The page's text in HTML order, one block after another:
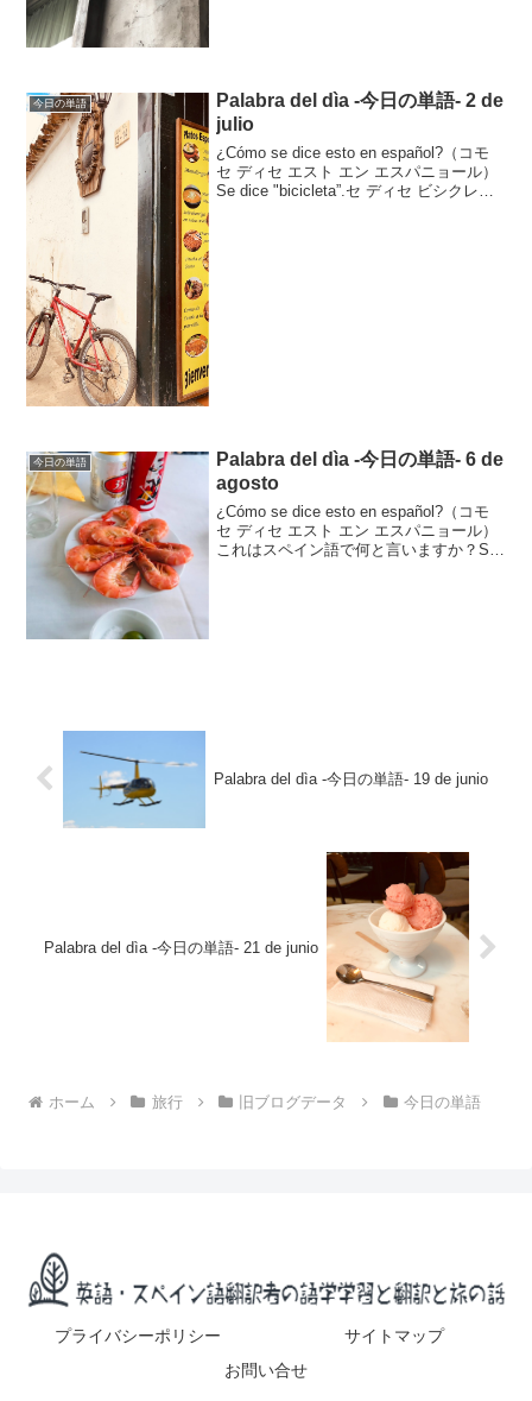
今日の単語
Palabra del dìa -今日の単語- 2 de
julio
¿Cómo se dice esto en español?（コモ
セ ディセ エスト エン エスパニョール）
Se dice "bicicleta”.セ ディセ ビシクレタ
今日の単語
Palabra del dìa -今日の単語- 6 de
agosto
¿Cómo se dice esto en español?（コモ
セ ディセ エスト エン エスパニョール）
これはスペイン語で何と言いますか？Se
Palabra del dìa -今日の単語- 19 de junio
Palabra del dìa -今日の単語- 21 de junio
ホーム 旅行 旧ブログデータ 今日の単語
プライバシーポリシー
サイトマップ
お問い合せ